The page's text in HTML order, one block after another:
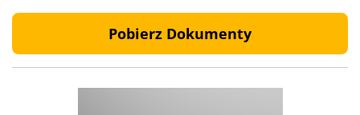
Pobierz Dokumenty